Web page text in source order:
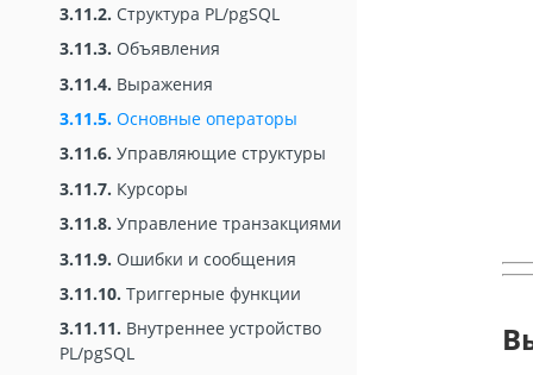
3.11.2. Структура PL/pgSQL
3.11.3. Объявления
3.11.4. Выражения
3.11.5. Основные операторы
3.11.6. Управляющие структуры
3.11.7. Курсоры
3.11.8. Управление транзакциями
3.11.9. Ошибки и сообщения
3.11.10. Триггерные функции
3.11.11. Внутреннее устройство
PL/pgSQL